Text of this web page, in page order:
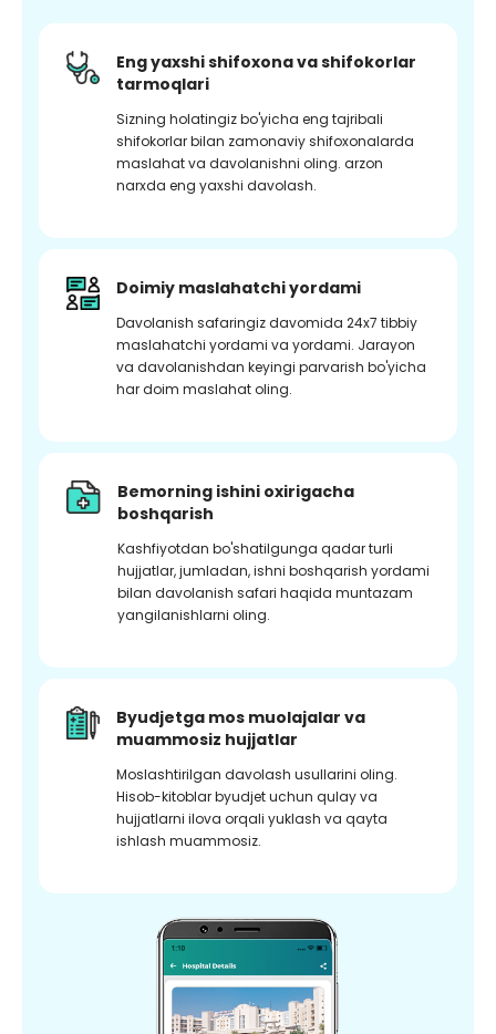
Eng yaxshi shifoxona va shifokorlar
tarmoqlari
Sizning holatingiz bo'yicha eng tajribali
shifokorlar bilan zamonaviy shifoxonalarda
maslahat va davolanishni oling. arzon
narxda eng yaxshi davolash.
Doimiy maslahatchi yordami
Davolanish safaringiz davomida 24x7 tibbiy
maslahatchi yordami va yordami. Jarayon
va davolanishdan keyingi parvarish bo'yicha
har doim maslahat oling.
Bemorning ishini oxirigacha
boshqarish
Kashfiyotdan bo'shatilgunga qadar turli
hujjatlar, jumladan, ishni boshqarish yordami
bilan davolanish safari haqida muntazam
yangilanishlarni oling.
Byudjetga mos muolajalar va
muammosiz hujjatlar
Moslashtirilgan davolash usullarini oling.
Hisob-kitoblar byudjet uchun qulay va
hujjatlarni ilova orqali yuklash va qayta
ishlash muammosiz.